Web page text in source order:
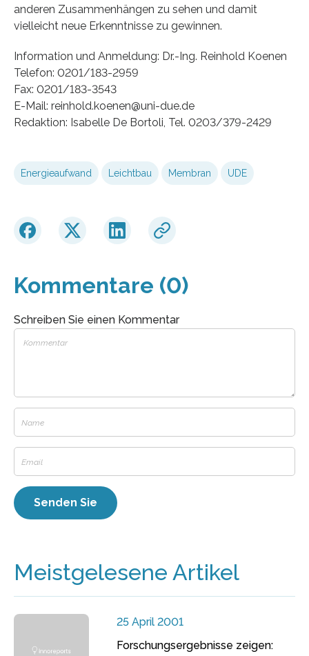
anderen Zusammenhängen zu sehen und damit
vielleicht neue Erkenntnisse zu gewinnen.
Information und Anmeldung: Dr.-Ing. Reinhold Koenen
Telefon: 0201/183-2959
Fax: 0201/183-3543
E-Mail: reinhold.koenen@uni-due.de
Redaktion: Isabelle De Bortoli, Tel. 0203/379-2429
Energieaufwand Leichtbau Membran UDE
Kommentare (0)
Schreiben Sie einen Kommentar
Meistgelesene Artikel
25 April 2001
Forschungsergebnisse zeigen: